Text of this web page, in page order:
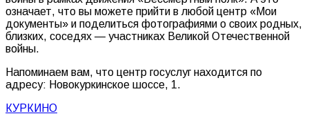
означает, что вы можете прийти в любой центр «Мои
документы» и поделиться фотографиями о своих родных,
близких, соседях — участниках Великой Отечественной
войны.
Напоминаем вам, что центр госуслуг находится по
адресу: Новокуркинское шоссе, 1.
КУРКИНО